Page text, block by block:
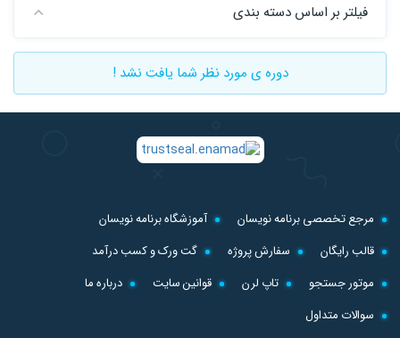
فیلتر بر اساس دسته بندی
دوره ی مورد نظر شما یافت نشد !
مرجع تخصصی برنامه نویسان
آموزشگاه برنامه نویسان
قالب رایگان
سفارش پروژه
گت ورک و کسب درآمد
موتور جستجو
تاپ لرن قوانین سایت
درباره ما
سوالات متداول